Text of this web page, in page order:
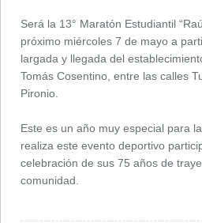
Será la 13° Maratón Estudiantil
próximo miércoles 7 de mayo a
largada y llegada del
Tomás Cosentino, entre las calles
Pironio.
Este es un año muy especial para
realiza este evento deportivo
celebración de sus 75 años de
comunidad.